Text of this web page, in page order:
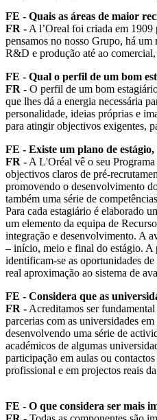
FE - Quais as áreas de maior
FR - A l’Oreal foi criada em 1909
pensamos no nosso Grupo, há um
R&D e produção até ao
FE - Qual o perfil de um bom
FR - O perfil de um bom
que lhes dá a energia necessária
personalidade, ideias próprias e
para atingir objectivos exigentes,
FE - Existe um plano de
FR - A L'Oréal vê o seu
objectivos claros de pré-
promovendo o desenvolvimento
também uma série de
Para cada estagiário é elaborado
um elemento da equipa de
integração e desenvolvimento. A
– início, meio e final do estágio. A
identificam-se as oportunidades
real aproximação ao sistema de
FE - Considera que as
FR - Acreditamos ser
parcerias com as universidades
desenvolvendo uma série de
académicos de algumas
participação em aulas ou
profissional e em projectos reais
FE - O que considera ser mais